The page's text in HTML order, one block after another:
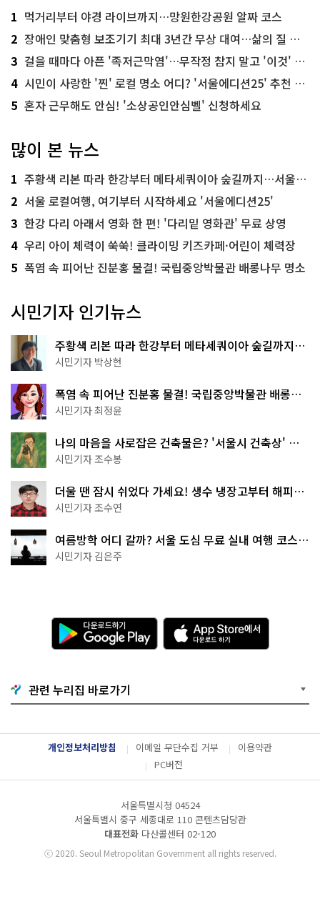
1 먹거리부터 야경 라이브까지…망원한강공원 알짜 코스
2 장애인 맞춤형 보조기기 최대 3년간 무상 대여…삶의 질 높인다
3 걸을 때마다 아픈 '족저근막염'…무작정 참지 말고 '이것' 해보세요!
4 시민이 사랑한 '찐' 로컬 명소 어디? '서울에디션25' 추천 코스
5 혼자 근무해도 안심! '소상공인안심벨' 신청하세요
많이 본 뉴스
1 주황색 리본 따라 한강부터 메타세쿼이아 숲길까지…서울둘레길 15코스
2 서울 로컬여행, 여기부터 시작하세요 '서울에디션25'
3 한강 다리 아래서 영화 한 편! '다리밑 영화관' 무료 상영
4 우리 아이 체력이 쑥쑥! 클라이밍 키즈카페·어린이 체력장
5 폭염 속 피어난 진분홍 물결! 국립중앙박물관 배롱나무 명소
시민기자 인기뉴스
주황색 리본 따라 한강부터 메타세쿼이아 숲길까지…
서울둘레길 15코스
시민기자 박상현
폭염 속 피어난 진분홍 물결! 국립중앙박물관 배롱나
무 명소
시민기자 최정윤
나의 마음을 사로잡은 건축물은? '서울시 건축상' 수
상작 공개!
시민기자 조수봉
더울 땐 잠시 쉬었다 가세요! 생수 냉장고부터 해피소
·무더위쉼터까지
시민기자 조수연
여름방학 어디 갈까? 서울 도심 무료 실내 여행 코스
추천
시민기자 김은주
다
운
로
드
o
o
g
P
l
a
A
p
p
S
서
로
드
하
관련 누리집 바로가기
개인정보처리방침 이메일 무단수집 거부
이용약관
PC버전
서울특별시청 04524
서울특별시 중구 세종대로 110 콘텐츠담당관
대표전화 다산콜센터 02-120
ⓒ2020. Seoul Metropolitan Government all rights reserved.